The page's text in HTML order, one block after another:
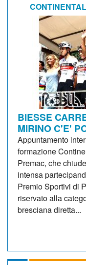
CONTINENTAL
BIESSE
MIRINO C'E'
Appuntamento
formazione
Premac, che
intensa
Premio Sportivi di
riservato alla
bresciana diretta...